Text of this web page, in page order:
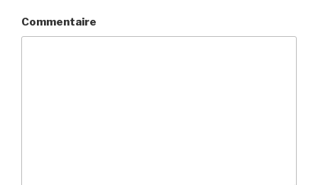
Commentaire